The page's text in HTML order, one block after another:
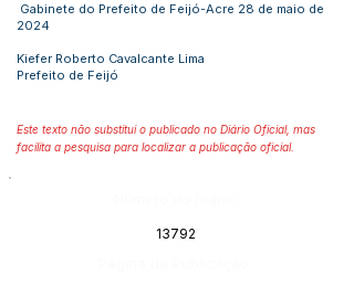
Gabinete do Prefeito de Feijó-Acre 28 de maio de
2024
Kiefer Roberto Cavalcante Lima
Prefeito de Feijó
Este texto não substitui o publicado no Diário Oficial, mas
facilita a pesquisa para localizar a publicação oficial.
13792